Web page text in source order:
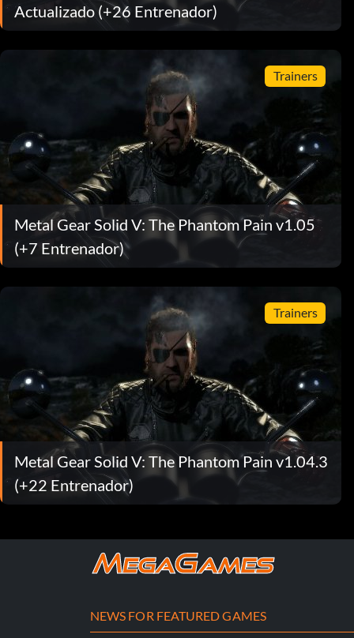
Actualizado (+26 Entrenador)
Trainers
Metal Gear Solid V: The Phantom Pain v1.05
(+7 Entrenador)
Trainers
Metal Gear Solid V: The Phantom Pain v1.04.3
(+22 Entrenador)
NEWS FOR FEATURED GAMES